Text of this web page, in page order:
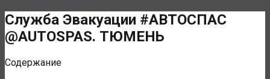
Служба Эвакуации #АВТОСПАС
@AUTOSPAS. ТЮМЕНЬ
Содержание